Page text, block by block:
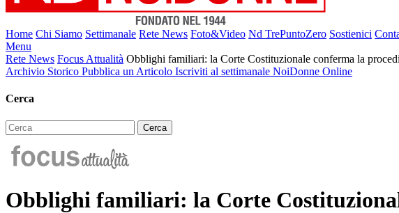
Home Chi Siamo Settimanale Rete News Foto&Video Nd TrePuntoZero Sostienici
Menu
Rete News Focus Attualità Obblighi familiari: la Corte Costituzionale conferma la
Archivio Storico Pubblica un Articolo Iscriviti al settimanale NoiDonne Online
Cerca
Obblighi familiari: la Corte